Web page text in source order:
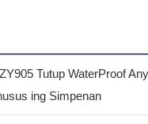
Tutup WaterProof
ing Simpenan